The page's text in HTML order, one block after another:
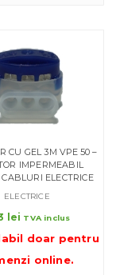
CU GEL 3M VPE 50 –
IMPERMEABIL
ELECTRICE
ELECTRICE
lei TVA inclus
doar pentru
online.